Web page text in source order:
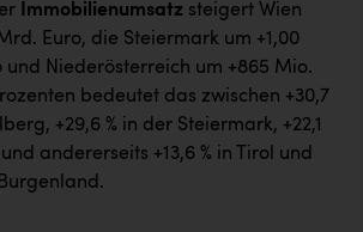
Austria
Immobilienumsatz steigert Wien
Euro, die Steiermark um +1,00
und Niederösterreich um +865 Mio.
bedeutet das zwischen +30,7
+29,6 % in der Steiermark, +22,1
und andererseits +13,6 % in Tirol und